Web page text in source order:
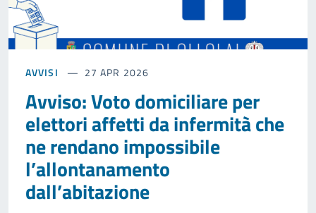
AVVISI 27 APR 2026
Avviso: Voto domiciliare per
elettori affetti da infermità che
ne rendano impossibile
l’allontanamento
dall’abitazione